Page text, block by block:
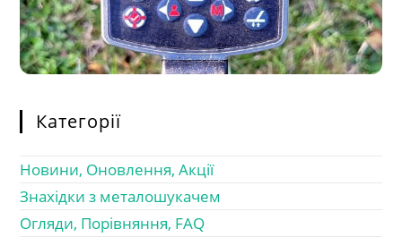
Категорії
Новини, Оновлення, Акції
Знахідки з металошукачем
Огляди, Порівняння, FAQ